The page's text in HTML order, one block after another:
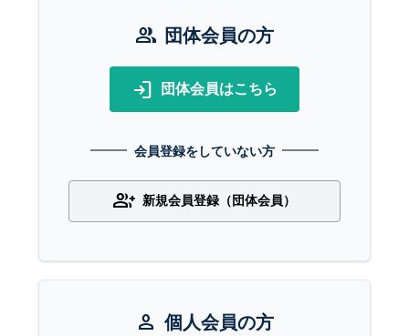
group 団体会員の方
login 団体会員はこちら
会員登録をしていない方
group_add 新規会員登録（団体会員）
person 個人会員の方